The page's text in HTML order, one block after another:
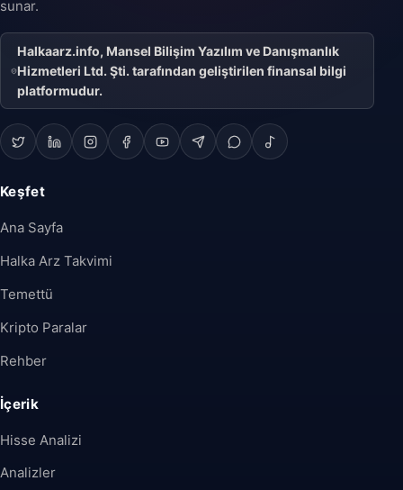
sunar.
Halkaarz.info, Mansel Bilişim Yazılım ve Danışmanlık
Hizmetleri Ltd. Şti. tarafından geliştirilen finansal bilgi
platformudur.
Keşfet
Ana Sayfa
Halka Arz Takvimi
Temettü
Kripto Paralar
Rehber
İçerik
Hisse Analizi
Analizler